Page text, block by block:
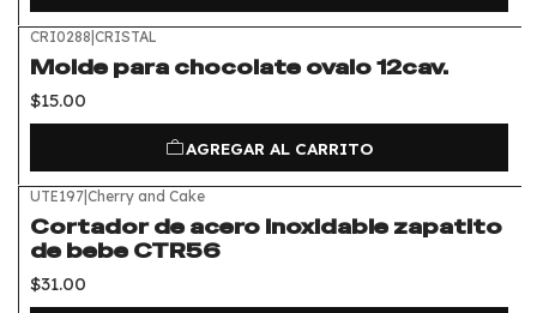
CRI0288|CRISTAL
Molde para chocolate ovalo 12cav.
$15.00
AGREGAR AL CARRITO
UTE197|Cherry and Cake
Cortador de acero inoxidable zapatito
de bebe CTR56
$31.00